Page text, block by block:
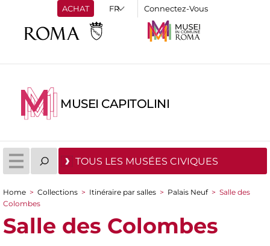
ACHAT Connectez-Vous
MUSEI CAPITOLINI
TOUS LES MUSÉES CIVIQUES
You are here
Home > Collections > Itinéraire par salles > Palais Neuf > Salle des
Colombes
Salle des Colombes